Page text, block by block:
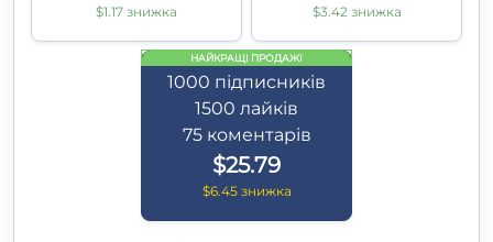
$1.17 знижка $3.42 знижка
НАЙКРАЩІ ПРОДАЖІ
1000 підписників
1500 лайків
75 коментарів
$25.79
$6.45 знижка